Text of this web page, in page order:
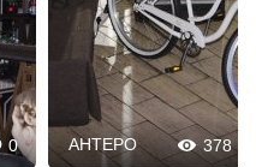
0 378
AHTEPO